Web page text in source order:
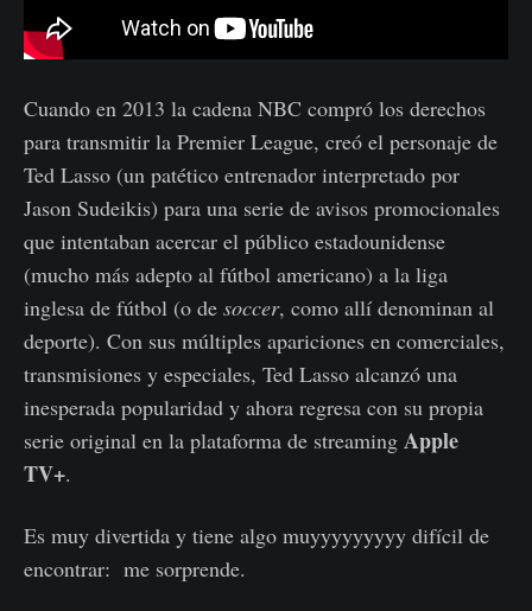
Cuando en 2013 la cadena NBC compró los derechos
para transmitir la Premier League, creó el personaje de
Ted Lasso (un patético entrenador interpretado por
Jason Sudeikis) para una serie de avisos promocionales
que intentaban acercar el público estadounidense
(mucho más adepto al fútbol americano) a la liga
inglesa de fútbol (o de soccer, como allí denominan al
deporte). Con sus múltiples apariciones en comerciales,
transmisiones y especiales, Ted Lasso alcanzó una
inesperada popularidad y ahora regresa con su propia
serie original en la plataforma de streaming Apple
TV+.
Es muy divertida y tiene algo muyyyyyyyyy difícil de
encontrar: me sorprende.